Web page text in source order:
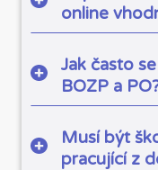
online
Jak často
BOZP a
Musí být
pracující z